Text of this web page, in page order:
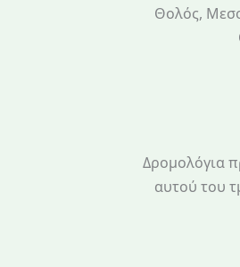
Θολός,
Δρομολόγια
αυτού του